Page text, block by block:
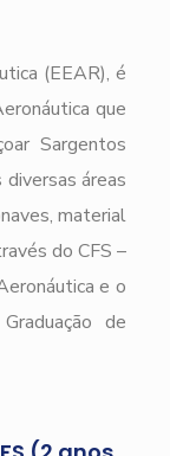
(EEAR), é
que
Sargentos
diversas áreas
material
do CFS –
e o
de